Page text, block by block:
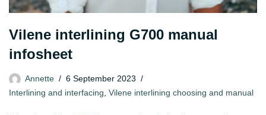
Vilene interlining G700 manual
infosheet
Annette
6 September 2023
Interlining and interfacing Vilene interlining choosing and manual